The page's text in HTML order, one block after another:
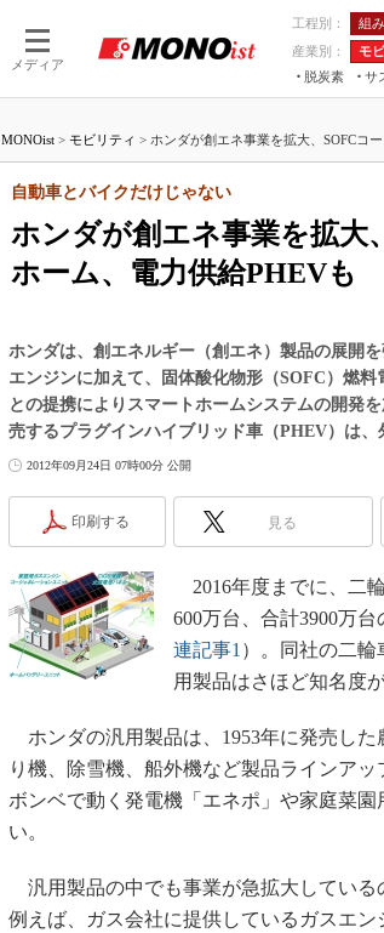
メディア
工程別： 組
産業別：
モ
脱炭素
サ
つながる工場AI×設備保全
MONOist > モビリティ > ホンダが創エネ事業を拡大、SOFCコー
ホンダが創エネ事業を拡大
ホーム、電力供給PHEVも
自動車とバイクだけじゃない
ホンダは、創エネルギー（創エネ）製品の展開
エンジンに加えて、固体酸化物形（SOFC）燃
との提携によりスマートホームシステムの開発
売するプラグインハイブリッド車（PHEV）は、
2012年09月24日 07時00分 公開
印刷する 見る
2016年度までに、二
600万台、合計3900万
連記事1 ）。同社の二輪
用製品はさほど知名度
ホンダの汎用製品は、1953年に発売した
り機、除雪機、船外機など製品ラインア
ボンベで動く発電機「エネポ」や家庭菜
い。
汎用製品の中でも事業が急拡大している
例えば、ガス会社に提供しているガスエ